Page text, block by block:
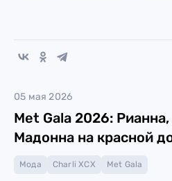
05 мая 2026
Met Gala 2026:
Мадонна на красной
Мода Charli XCX Met Gala